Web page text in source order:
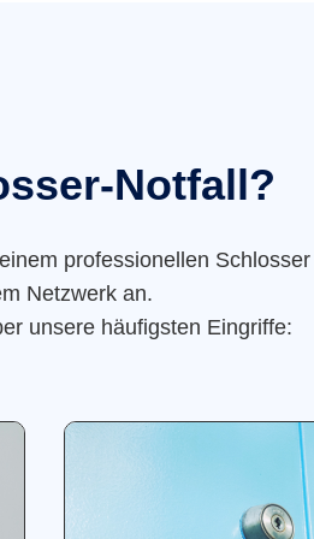
Notfall?
professionellen
Netzwerk an.
unsere häufigsten Eingriffe: